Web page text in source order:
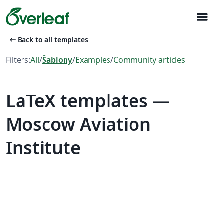
menu
arrow_left_alt Back to all templates
Filters:All/Šablony/Examples/Community articles
LaTeX templates —
Moscow Aviation
Institute